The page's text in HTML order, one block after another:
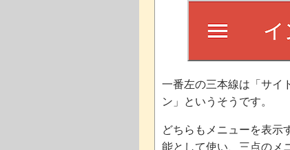
一番左の三本線は「サイ
ン」というそうです。
どちらもメニューを表示
能として使い、三点のメ